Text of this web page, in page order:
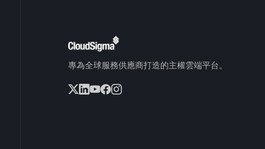
專為全球服務供應商打造的主權雲端平台。